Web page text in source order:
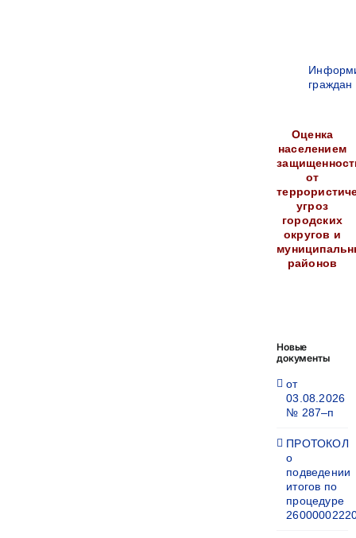
граждан
Оценка
населением
от
угроз
городских
округов и
районов
Новые
документы
от
03.08.2026
№ 287–п
ПРОТОКОЛ
о
подведении
итогов по
процедуре